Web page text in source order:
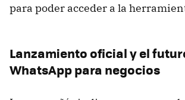
para poder acceder a la
Lanzamiento oficial y el
WhatsApp para negocios